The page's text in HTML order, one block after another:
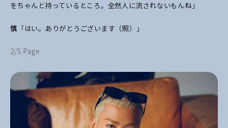
をちゃんと持っているところ。全然人に流されないもんね」
慎 「はい。ありがとうございます（照）」
2/5 Page